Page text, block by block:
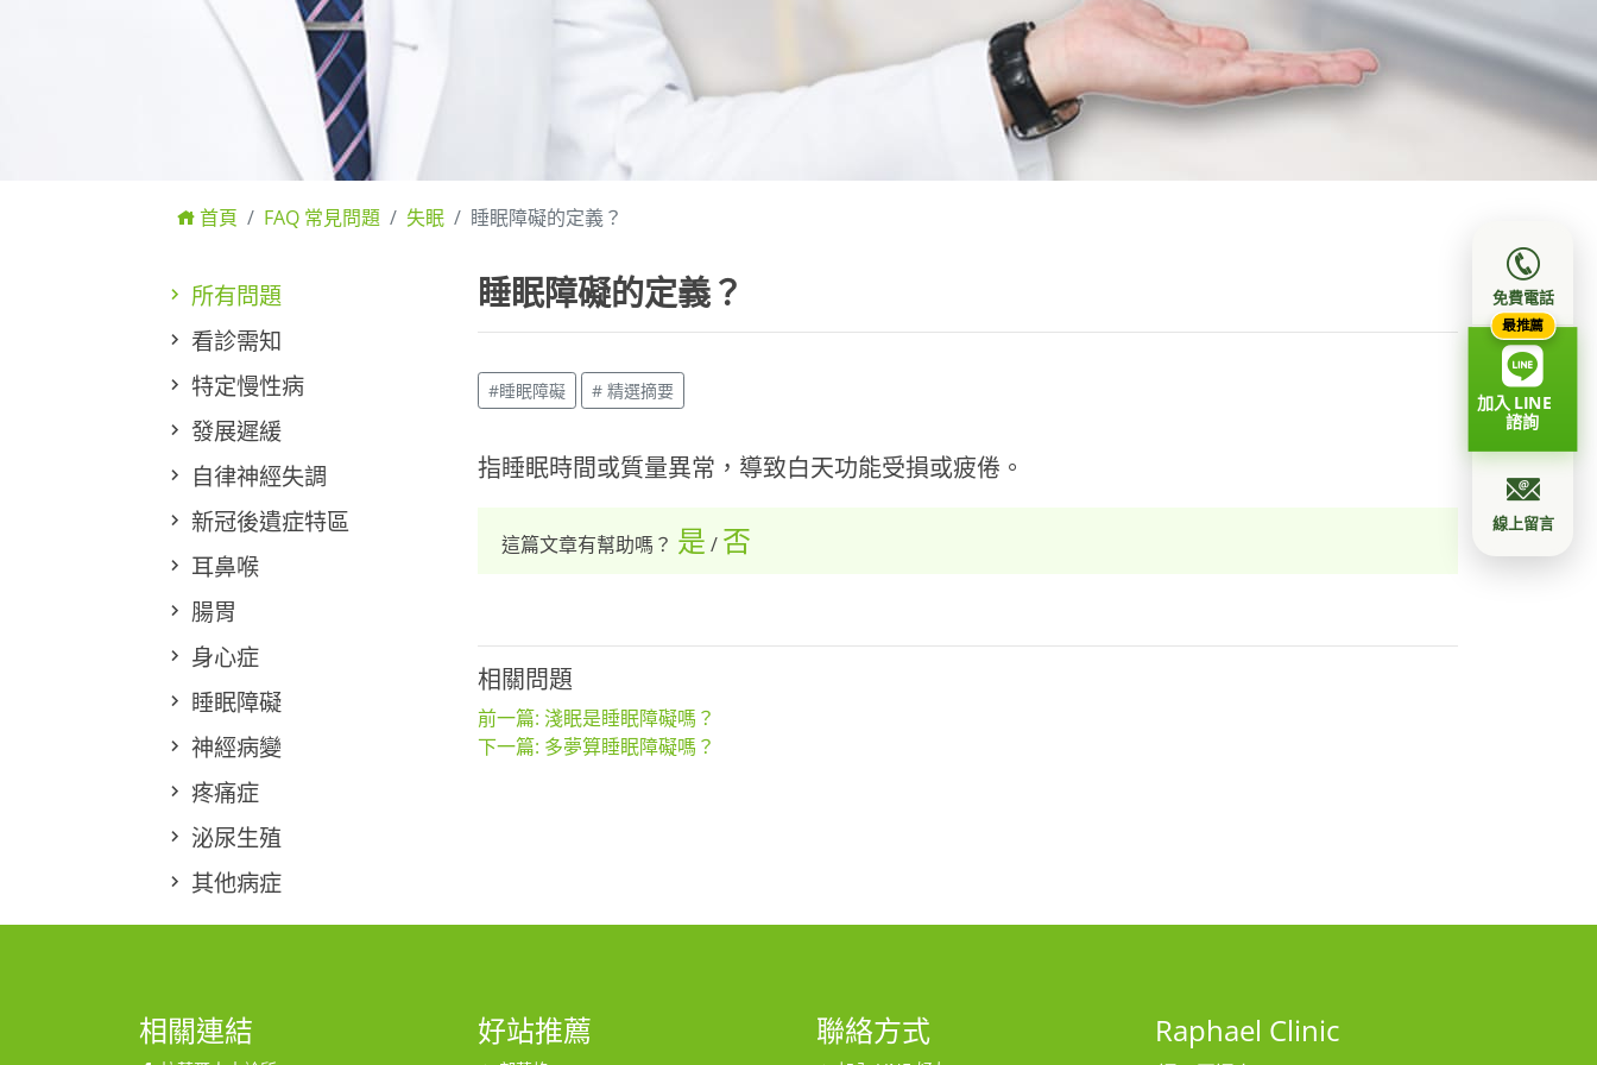
首頁 FAQ 常見問題 失眠 睡眠障礙的定義？
所有問題
看診需知
特定慢性病
發展遲緩
自律神經失調
新冠後遺症特區
耳鼻喉
腸胃
身心症
睡眠障礙
神經病變
疼痛症
泌尿生殖
其他病症
睡眠障礙的定義？
#睡眠障礙 # 精選摘要
指睡眠時間或質量異常，導致白天功能受損或疲倦。
這篇文章有幫助嗎？ 是 / 否
相關問題
前一篇: 淺眠是睡眠障礙嗎？
下一篇: 多夢算睡眠障礙嗎？
相關連結 好站推薦 聯絡方式 Raphael Clinic
免費電話
最推薦
加入 LINE
諮詢
線上留言